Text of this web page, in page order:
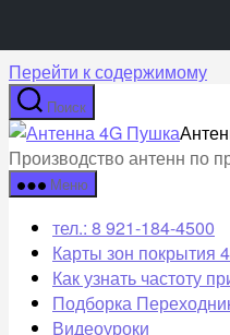
Перейти к содержимому
Поиск
Производство антенн по
Меню
тел.: 8 921-184-4500
Карты зон покрытия
Как узнать частоту
Подборка
Видеоуроки